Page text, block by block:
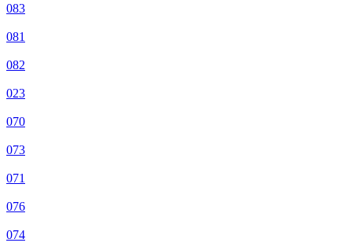
083
081
082
023
070
073
071
076
074